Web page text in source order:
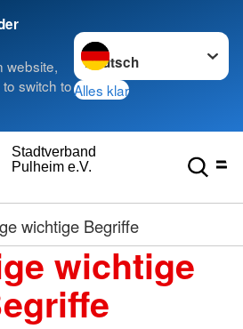
website,
switch to
Sprache wechseln zu
Alles klar
Pulheim e.V.
Stadtverband
wichtige Begriffe
wichtige